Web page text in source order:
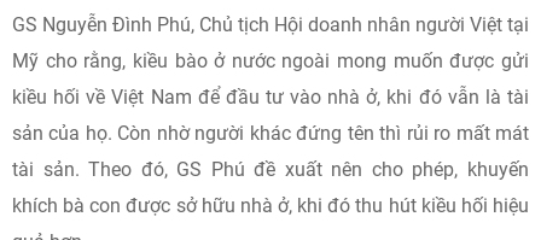
GS Nguyễn Đình Phú, Chủ tịch Hội doanh nhân người Việt tại
Mỹ cho rằng, kiều bào ở nước ngoài mong muốn được gửi
kiều hối về Việt Nam để đầu tư vào nhà ở, khi đó vẫn là tài
sản của họ. Còn nhờ người khác đứng tên thì rủi ro mất mát
tài sản. Theo đó, GS Phú đề xuất nên cho phép, khuyến
khích bà con được sở hữu nhà ở, khi đó thu hút kiều hối hiệu